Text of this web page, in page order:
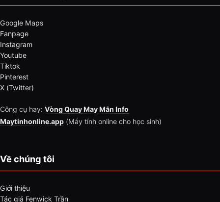
Google Maps
Fanpage
Instagram
Youtube
Tiktok
Pinterest
X (Twitter)
Công cụ hay: Vòng Quay May Mắn Info
Maytinhonline.app (Máy tính online cho học sinh)
Về chúng tôi
Giới thiệu
Tác giả Fenwick Trần